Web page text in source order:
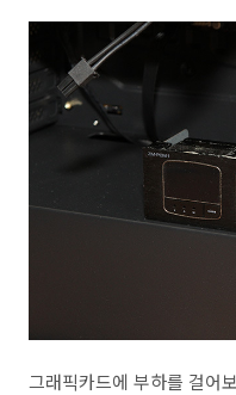
그래픽카드에 부하를 걸어